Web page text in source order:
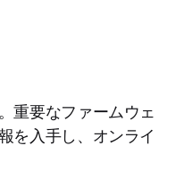
重要なファームウェ
を入手し、オンライ